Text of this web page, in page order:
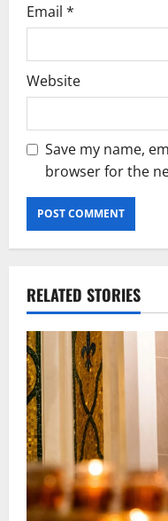
Email *
Website
Save my name,
browser for the
RELATED STORIES